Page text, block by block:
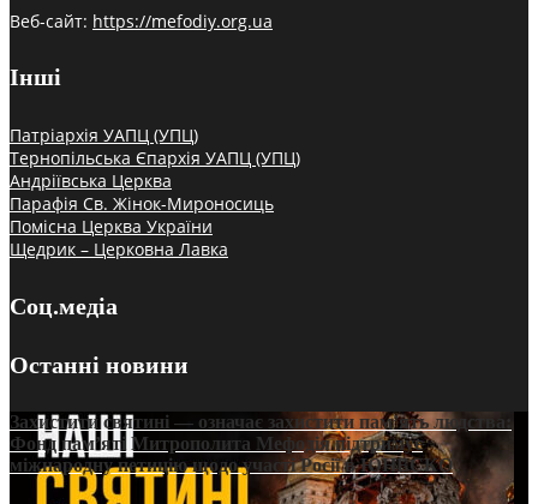
Веб-сайт: https://mefodiy.org.ua
Інші
Патріархія УАПЦ (УПЦ)
Тернопільська Єпархія УАПЦ (УПЦ)
Андріївська Церква
Парафія Св. Жінок-Мироносиць
Помісна Церква України
Щедрик – Церковна Лавка
Соц.медіа
Останні новини
Захистити святині — означає захистити пам’ять людства:
Фонд пам’яті Митрополита Мефодія підтримує
міжнародну петицію щодо участі Росії в ЮНЕСКО